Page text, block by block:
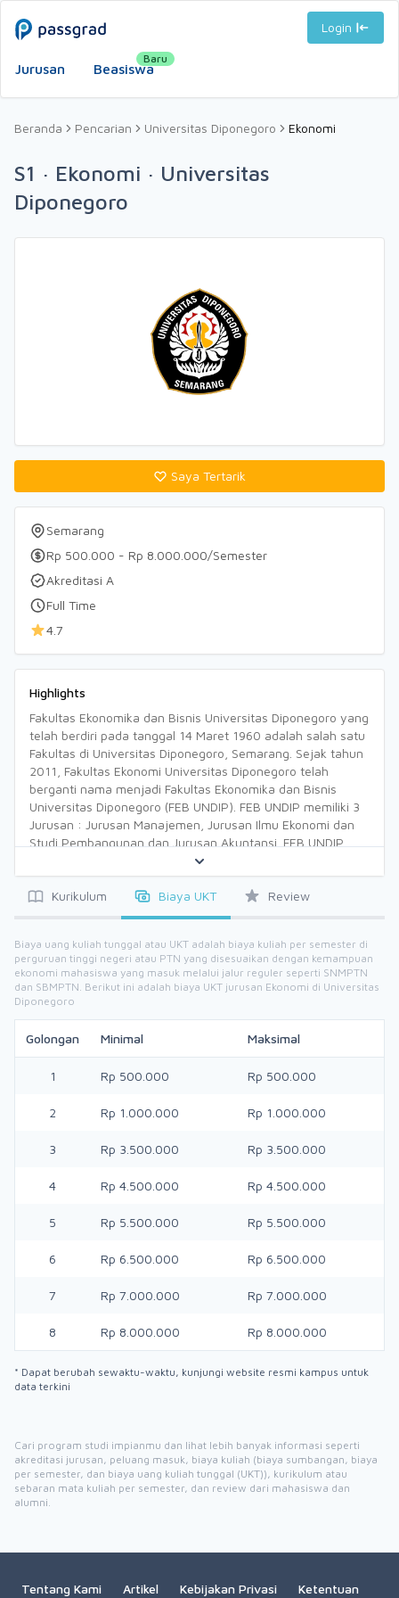
Jurusan Beasiswa
Baru
Login
Beranda Pencarian Universitas Diponegoro Ekonomi
S1 · Ekonomi · Universitas
Diponegoro
Saya Tertarik
Semarang
Rp 500.000 - Rp 8.000.000/Semester
Akreditasi A
Full Time
4.7
Highlights
Fakultas Ekonomika dan Bisnis Universitas Diponegoro yang
telah berdiri pada tanggal 14 Maret 1960 adalah salah satu
Fakultas di Universitas Diponegoro, Semarang. Sejak tahun
2011, Fakultas Ekonomi Universitas Diponegoro telah
berganti nama menjadi Fakultas Ekonomika dan Bisnis
Universitas Diponegoro (FEB UNDIP). FEB UNDIP memiliki 3
Jurusan : Jurusan Manajemen, Jurusan Ilmu Ekonomi dan
Studi Pembangunan dan Jurusan Akuntansi. FEB UNDIP
mempunyai jenjang pendidikan Diploma, Sarjana, Strata 2
Magister dan Strata 3 Doktor di semua jurusannya.
Prorgram Magister terdiri dari Magister Manajemen (berdiri
tahun 1997), Magister Akuntansi (berdiri tahun 1999) and
tahun 2000). Program Strata 3 Doktor telah dibuka pada
tahun 2002. FEB UNDIP juga memiliki program profesional
yang dinamakan Pendidikan Profesi Akuntansi yang
didirikan sejak tahun 2003. Semua program pendidikan di
FEB UNDIP telah meraih akreditasi “A” oleh Badan
Akreditasi Nasional - Perguruan Tinggi, Republik Indonesia.
Sejak 2010, Program sarjana telah menempati kampus
baru di Prof. Soedarto, SH. Tembalang, Semarang.
kampus Erlangga, Jl. Erlangga Tengah No. 17 Semarang,
Kurikulum Biaya UKT Review
Biaya uang kuliah tunggal atau UKT adalah biaya kuliah per semester di
perguruan tinggi negeri atau PTN yang disesuaikan dengan kemampuan
ekonomi mahasiswa yang masuk melalui jalur reguler seperti SNMPTN
dan SBMPTN. Berikut ini adalah biaya UKT jurusan Ekonomi di Universitas
Diponegoro
Golongan Minimal Maksimal
1 Rp 500.000 Rp 500.000
2 Rp 1.000.000 Rp 1.000.000
3 Rp 3.500.000 Rp 3.500.000
4 Rp 4.500.000 Rp 4.500.000
5 Rp 5.500.000 Rp 5.500.000
6 Rp 6.500.000 Rp 6.500.000
7 Rp 7.000.000 Rp 7.000.000
8 Rp 8.000.000 Rp 8.000.000
* Dapat berubah sewaktu-waktu, kunjungi website resmi kampus untuk
data terkini
Cari program studi impianmu dan lihat lebih banyak informasi seperti
akreditasi jurusan, peluang masuk, biaya kuliah (biaya sumbangan, biaya
per semester, dan biaya uang kuliah tunggal (UKT)), kurikulum atau
sebaran mata kuliah per semester, dan review dari mahasiswa dan
alumni.
Tentang Kami Artikel Kebijakan Privasi Ketentuan